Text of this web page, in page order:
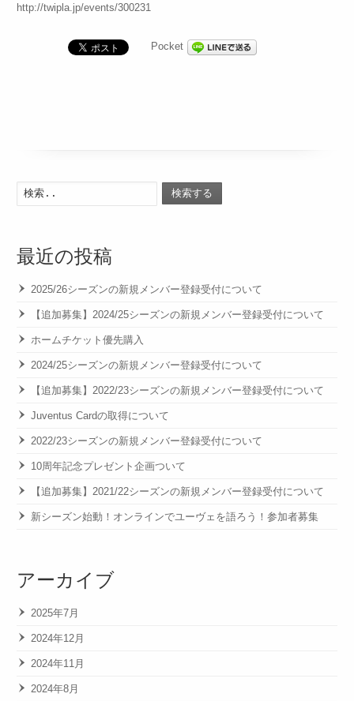
http://twipla.jp/events/300231
Pocket
検索する
最近の投稿
2025/26シーズンの新規メンバー登録受付について
【追加募集】2024/25シーズンの新規メンバー登録受付について
ホームチケット優先購入
2024/25シーズンの新規メンバー登録受付について
【追加募集】2022/23シーズンの新規メンバー登録受付について
Juventus Cardの取得について
2022/23シーズンの新規メンバー登録受付について
10周年記念プレゼント企画ついて
【追加募集】2021/22シーズンの新規メンバー登録受付について
新シーズン始動！オンラインでユーヴェを語ろう！参加者募集
アーカイブ
2025年7月
2024年12月
2024年11月
2024年8月